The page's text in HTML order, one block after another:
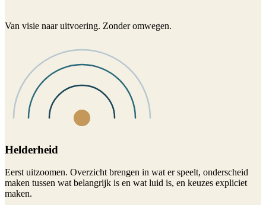
Van visie naar uitvoering. Zonder omwegen.
Helderheid
Eerst uitzoomen. Overzicht brengen in wat er speelt, onderscheid
maken tussen wat belangrijk is en wat luid is, en keuzes expliciet
maken.